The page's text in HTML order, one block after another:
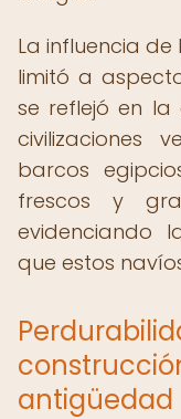
La influencia
limitó a
se reflejó en
civilizaciones
barcos
frescos y
evidenciando
que estos
antigüedad